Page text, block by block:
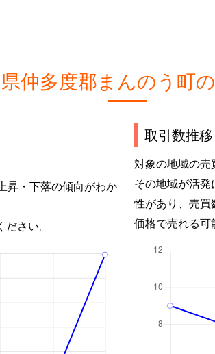
仲多度郡まんのう町
昇・下落の傾向がわか
さい。
取引数推移
対象の地域の売
その地域が活
性があり、売
価格で売れる可